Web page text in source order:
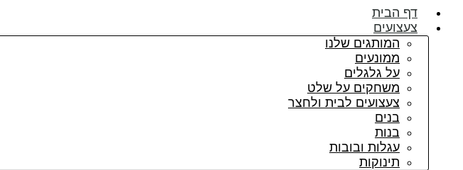
דף הבית
צעצועים
המותגים שלנו
ממונעים
על גלגלים
משחקים על שלט
צעצועים לבית ולחצר
בנים
בנות
עגלות ובובות
תינוקות